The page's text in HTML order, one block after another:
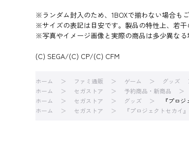
※ランダム封入のため、1BOXで揃わない場合もご
※サイズの表記は目安です。製品の特性上、若干
※写真やイメージ画像と実際の商品は多少異なる
(C) SEGA/(C) CP/(C) CFM
ホーム ファミ通販 ゲーム グッズ
ホーム
セガストア 予約商品・新商品
ホーム
セガストア グッズ
『プロ
ホーム
セガストア 『プロジェクトセカイ』